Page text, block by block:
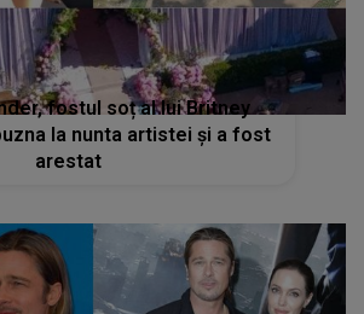
fostul soț al lui Britney
la nunta artistei și a fost
arestat